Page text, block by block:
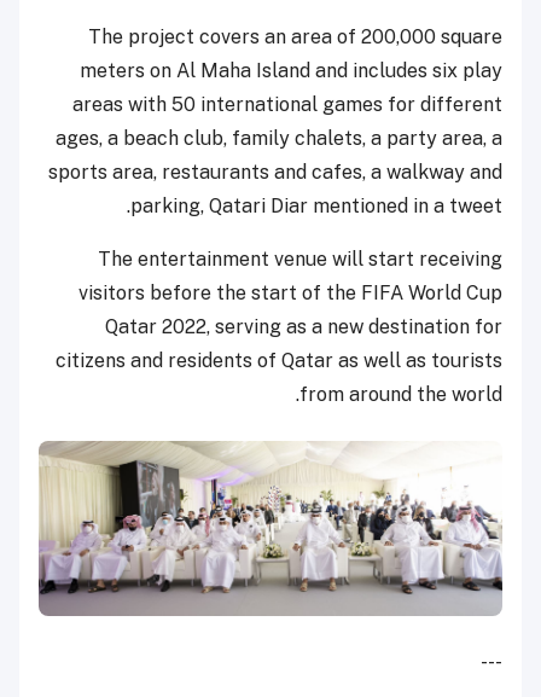
The project covers an area of 200,000 square
meters on Al Maha Island and includes six play
areas with 50 international games for different
ages, a beach club, family chalets, a party area, a
sports area, restaurants and cafes, a walkway and
parking, Qatari Diar mentioned in a tweet.
The entertainment venue will start receiving
visitors before the start of the FIFA World Cup
Qatar 2022, serving as a new destination for
citizens and residents of Qatar as well as tourists
from around the world.
---